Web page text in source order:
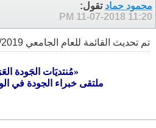
محمود حماد تقول:
11-07-2018 11:20 PM
تم تحديث القائمة للعام الجامعي 2018/2019
«مُنتديَات الجَودة
ملتقى خبراء الجودة في